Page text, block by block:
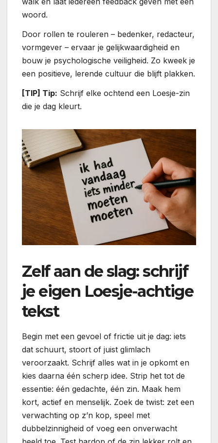
woord.
Door rollen te rouleren – bedenker, redacteur,
vormgever – ervaar je gelijkwaardigheid en
bouw je psychologische veiligheid. Zo kweek je
een positieve, lerende cultuur die blijft plakken.
[TIP] Tip: Schrijf elke ochtend een Loesje-zin
die je dag kleurt.
Zelf aan de slag: schrijf
je eigen Loesje-achtige
tekst
Begin met een gevoel of frictie uit je dag: iets
dat schuurt, stoort of juist glimlach
veroorzaakt. Schrijf alles wat in je opkomt en
kies daarna één scherp idee. Strip het tot de
essentie: één gedachte, één zin. Maak hem
kort, actief en menselijk. Zoek de twist: zet een
verwachting op z’n kop, speel met
dubbelzinnigheid of voeg een onverwacht